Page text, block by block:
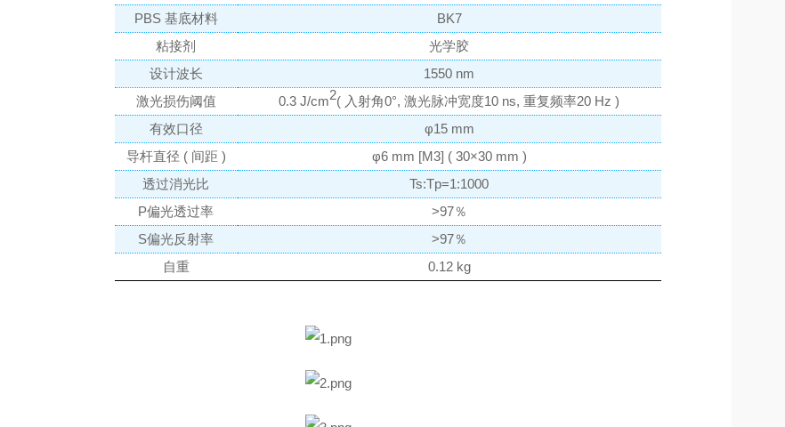
PBS 基底材料
BK7
粘接剂
光学胶
设计波长
1550 nm
激光损伤阈值
0.3 J/cm2( 入射角0°, 激光脉冲宽度10 ns, 重复频率20 Hz )
有效口径
φ15 mm
导杆直径 ( 间距 )
φ6 mm [M3] ( 30×30 mm )
透过消光比
Ts:Tp=1:1000
P偏光透过率
>97％
S偏光反射率
>97％
自重
0.12 kg